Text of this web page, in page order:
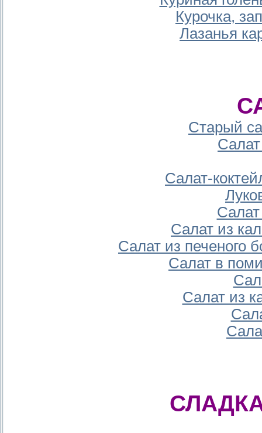
Курочка,
Лазанья
Старый
Салат
Салат-
Салат из
Салат из печеного
Салат в
Салат из